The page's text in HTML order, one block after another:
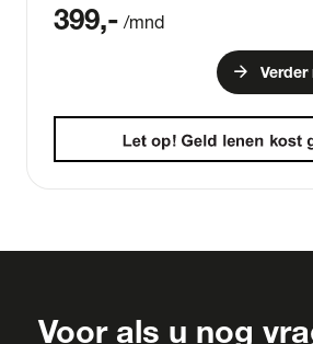
399,- /mnd
arrow_forward Verder
Voor als u nog